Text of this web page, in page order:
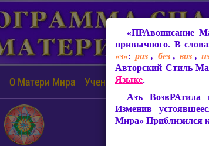
О Матери Мира Учение Матери Мира
«ПРАвописание
привычного. В
«з»:раз-, без-, воз-,
Авторский Стиль
Языке.
Азъ ВозвРАтила
Изменив
Мира» Приблизился